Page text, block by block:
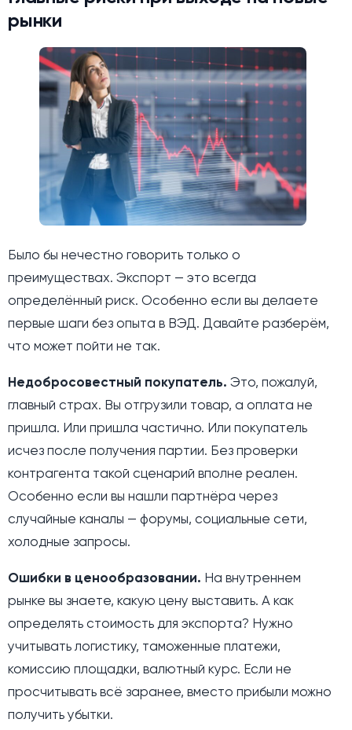
рынки
Было бы нечестно говорить только о
преимуществах. Экспорт — это всегда
определённый риск. Особенно если вы делаете
первые шаги без опыта в ВЭД. Давайте разберём,
что может пойти не так.
Недобросовестный покупатель. Это, пожалуй,
главный страх. Вы отгрузили товар, а оплата не
пришла. Или пришла частично. Или покупатель
исчез после получения партии. Без проверки
контрагента такой сценарий вполне реален.
Особенно если вы нашли партнёра через
случайные каналы — форумы, социальные сети,
холодные запросы.
Ошибки в ценообразовании. На внутреннем
рынке вы знаете, какую цену выставить. А как
определять стоимость для экспорта? Нужно
учитывать логистику, таможенные платежи,
комиссию площадки, валютный курс. Если не
просчитывать всё заранее, вместо прибыли можно
получить убытки.